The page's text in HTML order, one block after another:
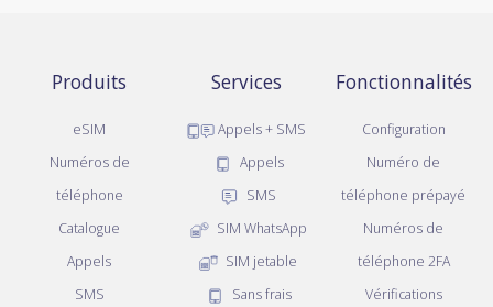
Produits
eSIM
Numéros de
téléphone
Catalogue
Appels
SMS
Services
Appels + SMS
Appels
SMS
SIM WhatsApp
SIM jetable
Sans frais
Fonctionnalités
Configuration
Numéro de
téléphone prépayé
Numéros de
téléphone 2FA
Vérifications